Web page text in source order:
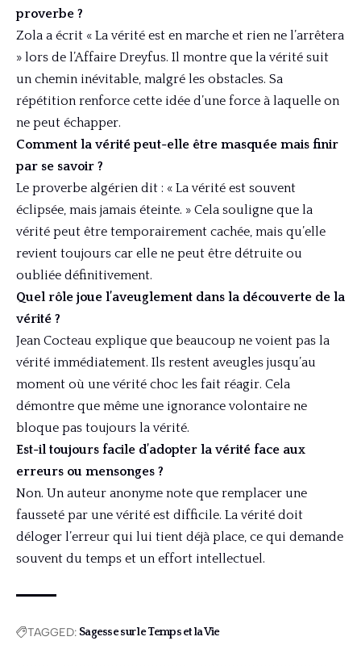
proverbe ?
Zola a écrit « La vérité est en marche et rien ne l’arrêtera
» lors de l’Affaire Dreyfus. Il montre que la vérité suit
un chemin inévitable, malgré les obstacles. Sa
répétition renforce cette idée d’une force à laquelle on
ne peut échapper.
Comment la vérité peut-elle être masquée mais finir
par se savoir ?
Le proverbe algérien dit : « La vérité est souvent
éclipsée, mais jamais éteinte. » Cela souligne que la
vérité peut être temporairement cachée, mais qu’elle
revient toujours car elle ne peut être détruite ou
oubliée définitivement.
Quel rôle joue l’aveuglement dans la découverte de la
vérité ?
Jean Cocteau explique que beaucoup ne voient pas la
vérité immédiatement. Ils restent aveugles jusqu’au
moment où une vérité choc les fait réagir. Cela
démontre que même une ignorance volontaire ne
bloque pas toujours la vérité.
Est-il toujours facile d’adopter la vérité face aux
erreurs ou mensonges ?
Non. Un auteur anonyme note que remplacer une
fausseté par une vérité est difficile. La vérité doit
déloger l’erreur qui lui tient déjà place, ce qui demande
souvent du temps et un effort intellectuel.
TAGGED:Sagesse sur le Temps et la Vie